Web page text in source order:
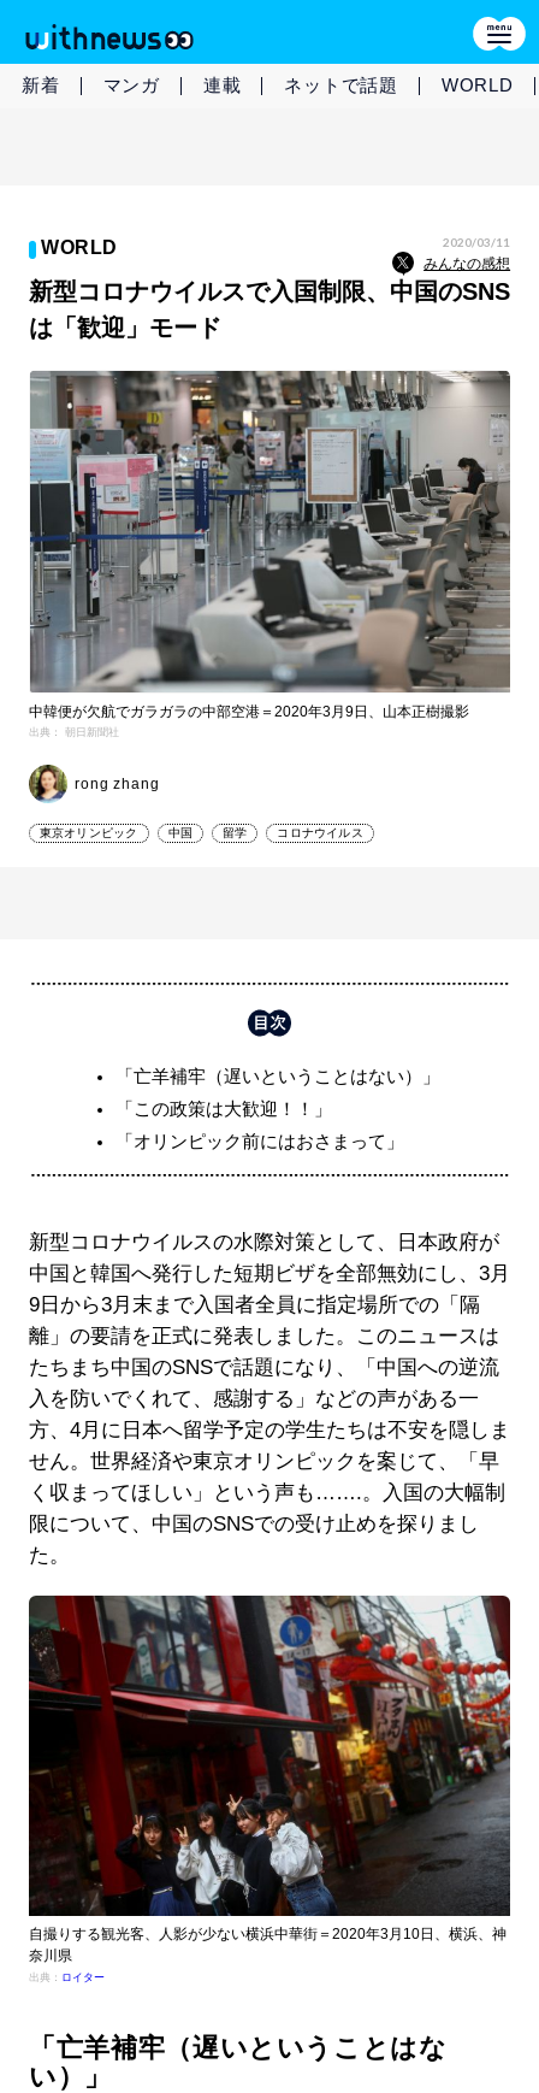
新着 マンガ 連載 ネットで話題 WORLD
WORLD 2020/03/11
みんなの感想
新型コロナウイルスで入国制限、中国のSNS
は「歓迎」モード
中韓便が欠航でガラガラの中部空港＝2020年3月9日、山本正樹撮影
出典： 朝日新聞社
rong zhang
東京オリンピック 中国 留学 コロナウイルス
「亡羊補牢（遅いということはない）」
「この政策は大歓迎！！」
「オリンピック前にはおさまって」
新型コロナウイルスの水際対策として、日本政府が
中国と韓国へ発行した短期ビザを全部無効にし、3月
9日から3月末まで入国者全員に指定場所での「隔
離」の要請を正式に発表しました。このニュースは
たちまち中国のSNSで話題になり、「中国への逆流
入を防いでくれて、感謝する」などの声がある一
方、4月に日本へ留学予定の学生たちは不安を隠しま
せん。世界経済や東京オリンピックを案じて、「早
く収まってほしい」という声も…….。入国の大幅制
限について、中国のSNSでの受け止めを探りまし
た。
自撮りする観光客、人影が少ない横浜中華街＝2020年3月10日、横浜、神
奈川県
出典： ロイター
「亡羊補牢（遅いということはな
い）」